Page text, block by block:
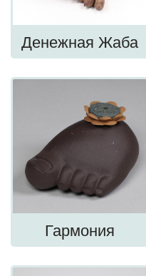
Денежная Жаба
Гармония